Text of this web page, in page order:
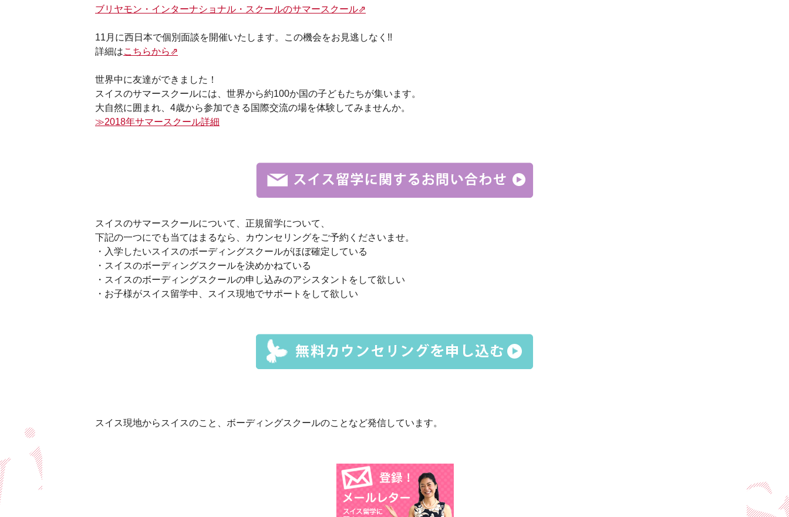
ブリヤモン・インターナショナル・スクールのサマースクール⇗
11月に西日本で個別面談を開催いたします。この機会をお見逃しなく!!
詳細はこちらから⇗
世界中に友達ができました！
スイスのサマースクールには、世界から約100か国の子どもたちが集います。
大自然に囲まれ、4歳から参加できる国際交流の場を体験してみませんか。
≫2018年サマースクール詳細
スイスのサマースクールについて、正規留学について、
下記の一つにでも当てはまるなら、カウンセリングをご予約くださいませ。
・入学したいスイスのボーディングスクールがほぼ確定している
・スイスのボーディングスクールを決めかねている
・スイスのボーディングスクールの申し込みのアシスタントをして欲しい
・お子様がスイス留学中、スイス現地でサポートをして欲しい
スイス現地からスイスのこと、ボーディングスクールのことなど発信しています。